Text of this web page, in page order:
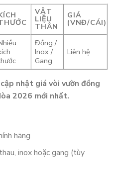
VẬT
LIỆU
THÂN
GIÁ
(VNĐ/CÁI)
Đồng /
Inox /
Gang
Liên hệ
nhật giá vòi vườn đồng
2026 mới nhất.
hãng
inox hoặc gang (tùy